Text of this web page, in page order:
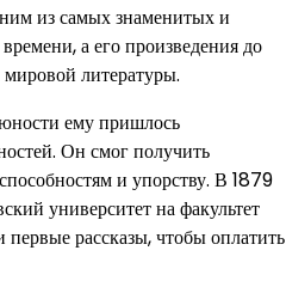
из самых знаменитых и
а его произведения до
литературы.
ему пришлось
Он смог получить
и упорству. В 1879
университет на факультет
рассказы, чтобы оплатить